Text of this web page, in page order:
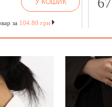
за 104.80 грн